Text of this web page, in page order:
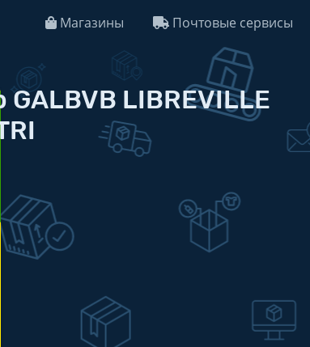
Магазины Почтовые сервисы
LIBREVILLE